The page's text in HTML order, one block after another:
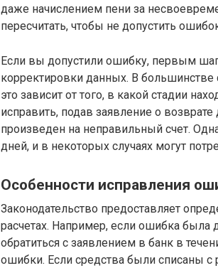
даже начислением пени за
пересчитать, чтобы не допустить
Если вы допустили ошибку, первым
корректировки данных. В большинстве
это зависит от того, в какой стадии
исправить, подав заявление о
произведен на неправильный счет.
дней, и в некоторых случаях могут
Особенности исправления
Законодательство предоставляет
расчетах. Например, если ошибка
обратиться с заявлением в банк в
ошибки. Если средства были списаны с